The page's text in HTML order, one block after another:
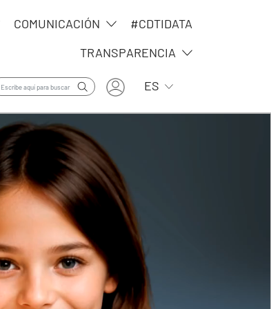
COMUNICACIÓN
#CDTIDATA
TRANSPARENCIA
User account menu
ES Lista adicional de